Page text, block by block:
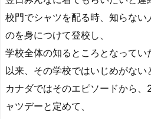
校門でシャツを配る時、知らない
のを身につけて登校し、
学校全体の知るところとなってい
以来、その学校ではいじめがない
カナダではそのエピソードから
ャツデーと定めて、